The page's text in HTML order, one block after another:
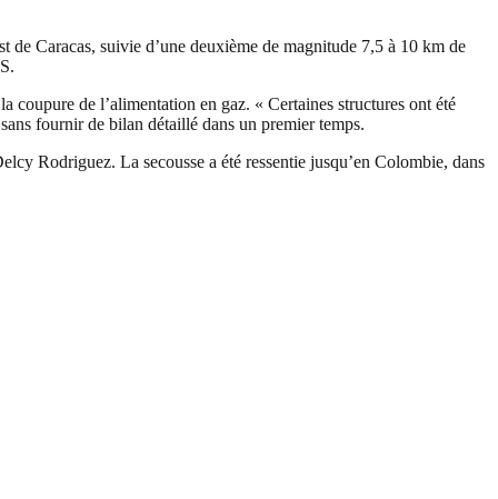
Caracas, suivie d’une deuxième de magnitude 7,5 à 10 km de
coupure de l’alimentation en gaz. « Certaines structures ont été
fournir de bilan détaillé dans un premier temps.
Rodriguez. La secousse a été ressentie jusqu’en Colombie, dans